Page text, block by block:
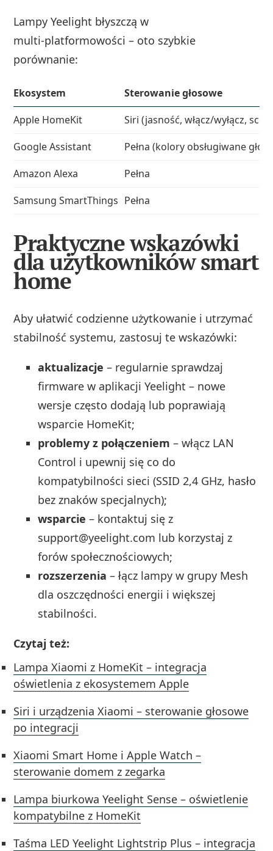
Lampy Yeelight błyszczą w
multi‑platformowości – oto szybkie
porównanie:
Ekosystem
Sterowanie głosowe
Apple HomeKit
Siri (jasność, włącz/wyłącz,
Google Assistant
Pełna (kolory obsługiwane
Amazon Alexa
Pełna
Samsung SmartThings Pełna
Praktyczne wskazówki
dla użytkowników smart
home
Aby ułatwić codzienne użytkowanie i utrzymać
stabilność systemu, zastosuj te wskazówki:
aktualizacje – regularnie sprawdzaj
firmware w aplikacji Yeelight – nowe
wersje często dodają lub poprawiają
wsparcie HomeKit;
problemy z połączeniem – włącz LAN
Control i upewnij się co do
kompatybilności sieci (SSID 2,4 GHz, hasło
bez znaków specjalnych);
wsparcie – kontaktuj się z
support@yeelight.com lub korzystaj z
forów społecznościowych;
rozszerzenia – łącz lampy w grupy Mesh
dla oszczędności energii i większej
stabilności.
Czytaj też:
Lampa Xiaomi z HomeKit – integracja
oświetlenia z ekosystemem Apple
Siri i urządzenia Xiaomi – sterowanie głosowe
po integracji
Xiaomi Smart Home i Apple Watch –
sterowanie domem z zegarka
Lampa biurkowa Yeelight Sense – oświetlenie
kompatybilne z HomeKit
Taśma LED Yeelight Lightstrip Plus – integracja